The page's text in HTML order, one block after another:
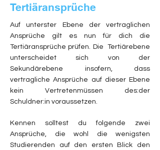
Tertiäransprüche
Auf unterster Ebene der vertraglichen
Ansprüche gilt es nun für dich die
Tertiäransprüche prüfen. Die Tertiärebene
unterscheidet sich von der
Sekundärebene insofern, dass
vertragliche Ansprüche auf dieser Ebene
kein Vertretenmüssen des:der
Schuldner:in voraussetzen.
Kennen solltest du folgende zwei
Ansprüche, die wohl die wenigsten
Studierenden auf den ersten Blick den